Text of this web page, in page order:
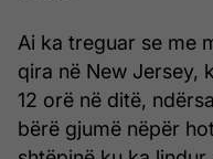
Ai ka treguar se me
qira në New Jersey,
12 orë në ditë,
bërë gjumë nëpër